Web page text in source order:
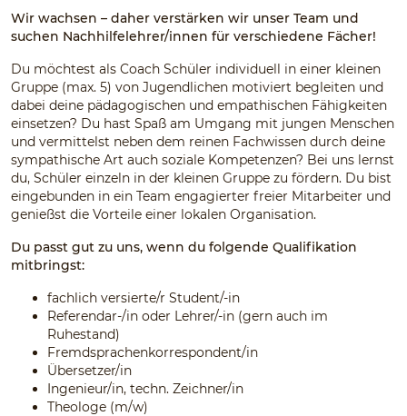
Wir wachsen – daher verstärken wir unser Team und
suchen Nachhilfelehrer/innen für verschiedene Fächer!
Du möchtest als Coach Schüler individuell in einer kleinen
Gruppe (max. 5) von Jugendlichen motiviert begleiten und
dabei deine pädagogischen und empathischen Fähigkeiten
einsetzen? Du hast Spaß am Umgang mit jungen Menschen
und vermittelst neben dem reinen Fachwissen durch deine
sympathische Art auch soziale Kompetenzen? Bei uns lernst
du, Schüler einzeln in der kleinen Gruppe zu fördern. Du bist
eingebunden in ein Team engagierter freier Mitarbeiter und
genießst die Vorteile einer lokalen Organisation.
Du passt gut zu uns, wenn du folgende Qualifikation
mitbringst:
fachlich versierte/r Student/-in
Referendar-/in oder Lehrer/-in (gern auch im
Ruhestand)
Fremdsprachenkorrespondent/in
Übersetzer/in
Ingenieur/in, techn. Zeichner/in
Theologe (m/w)